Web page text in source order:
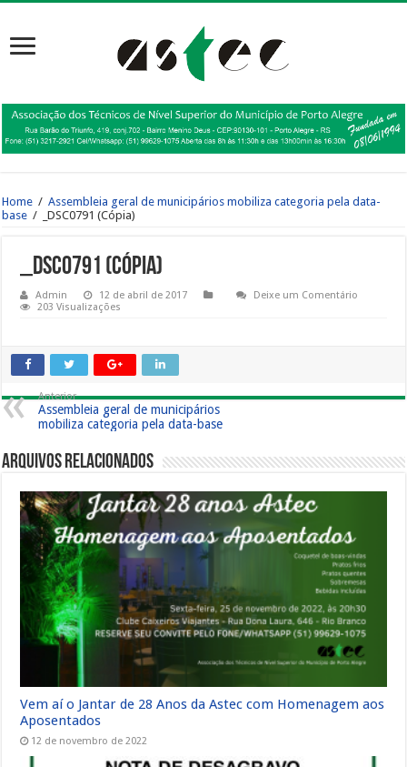
Home / Assembleia geral de municipários mobiliza categoria pela data-
base / _DSC0791 (Cópia)
_DSC0791 (Cópia)
Admin 12 de abril de 2017
Deixe um Comentário
203 Visualizações
Anterior
Assembleia geral de municipários
mobiliza categoria pela data-base
Arquivos Relacionados
Vem aí o Jantar de 28 Anos da Astec com Homenagem aos
Aposentados
12 de novembro de 2022